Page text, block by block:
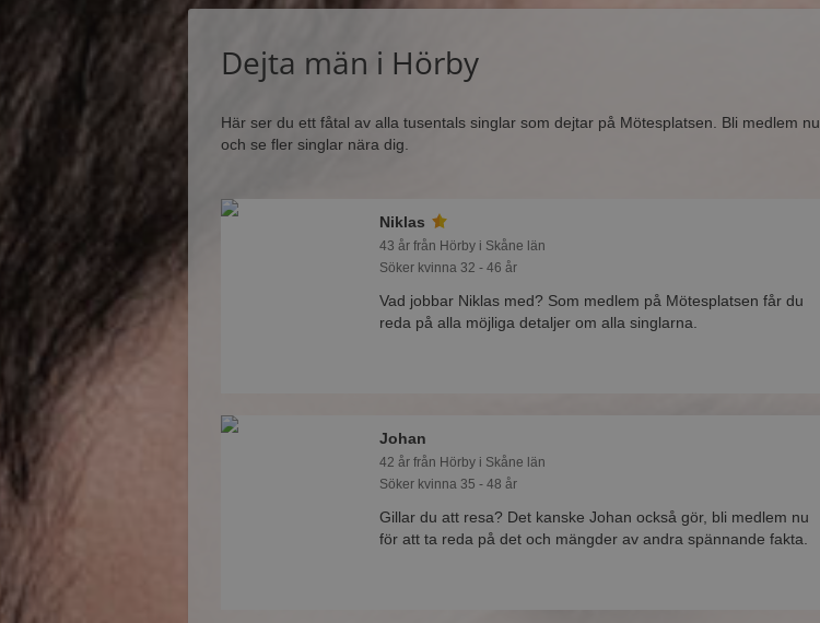
Dejta män i Hörby
Här ser du ett fåtal av alla tusentals singlar som dejtar på Mötesplatsen. Bli medlem nu
och se fler singlar nära dig.
Niklas
43 år från Hörby i Skåne län
Söker kvinna 32 - 46 år
Vad jobbar Niklas med? Som medlem på Mötesplatsen får du
reda på alla möjliga detaljer om alla singlarna.
Johan
42 år från Hörby i Skåne län
Söker kvinna 35 - 48 år
Gillar du att resa? Det kanske Johan också gör, bli medlem nu
för att ta reda på det och mängder av andra spännande fakta.